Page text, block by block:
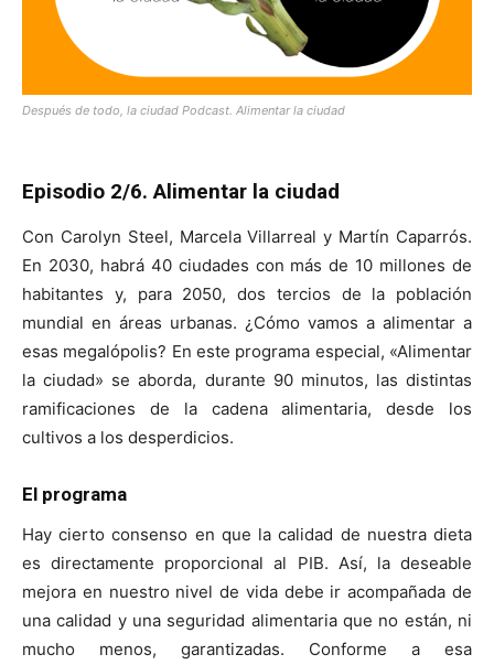
Después de todo, la ciudad Podcast. Alimentar la ciudad
Episodio 2/6. Alimentar la ciudad
Con Carolyn Steel, Marcela Villarreal y Martín Caparrós.
En 2030, habrá 40 ciudades con más de 10 millones de
habitantes y, para 2050, dos tercios de la población
mundial en áreas urbanas. ¿Cómo vamos a alimentar a
esas megalópolis? En este programa especial, «Alimentar
la ciudad» se aborda, durante 90 minutos, las distintas
ramificaciones de la cadena alimentaria, desde los
cultivos a los desperdicios.
El programa
Hay cierto consenso en que la calidad de nuestra dieta
es directamente proporcional al PIB. Así, la deseable
mejora en nuestro nivel de vida debe ir acompañada de
una calidad y una seguridad alimentaria que no están, ni
mucho menos, garantizadas. Conforme a esa